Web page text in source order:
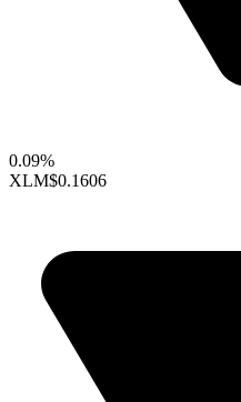
0.09%
XLM$0.1606